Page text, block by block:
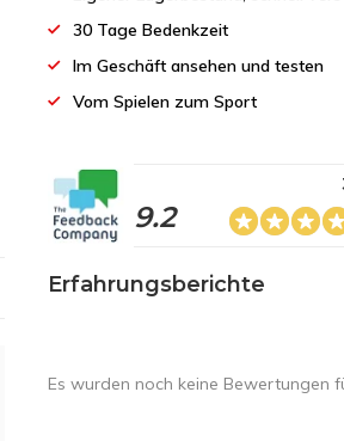
30 Tage Bedenkzeit
Im Geschäft ansehen und testen
Vom Spielen zum Sport
9.2
Erfahrungsberichte
Es wurden noch keine Bewertungen